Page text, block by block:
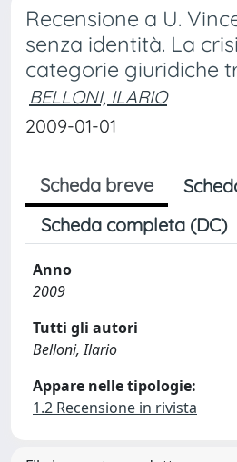
Recensione a U.
senza identità. La
categorie giuridiche
BELLONI, ILARIO
2009-01-01
Scheda breve
Scheda completa (DC)
Anno
2009
Tutti gli autori
Belloni, Ilario
Appare nelle tipologie:
1.2 Recensione in rivista